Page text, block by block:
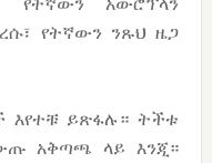
የትኛውን ንጹህ ዜጋ
እየተቹ ይጽፋሉ። ትችቱ
አቅጣጫ ላይ እንጂ።